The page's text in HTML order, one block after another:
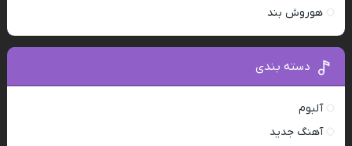
هوروش بند
دسته بندی
آلبوم
آهنگ جدید